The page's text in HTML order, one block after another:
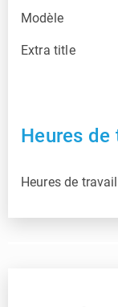
Modèle
Extra title
Heures de
Heures de travail